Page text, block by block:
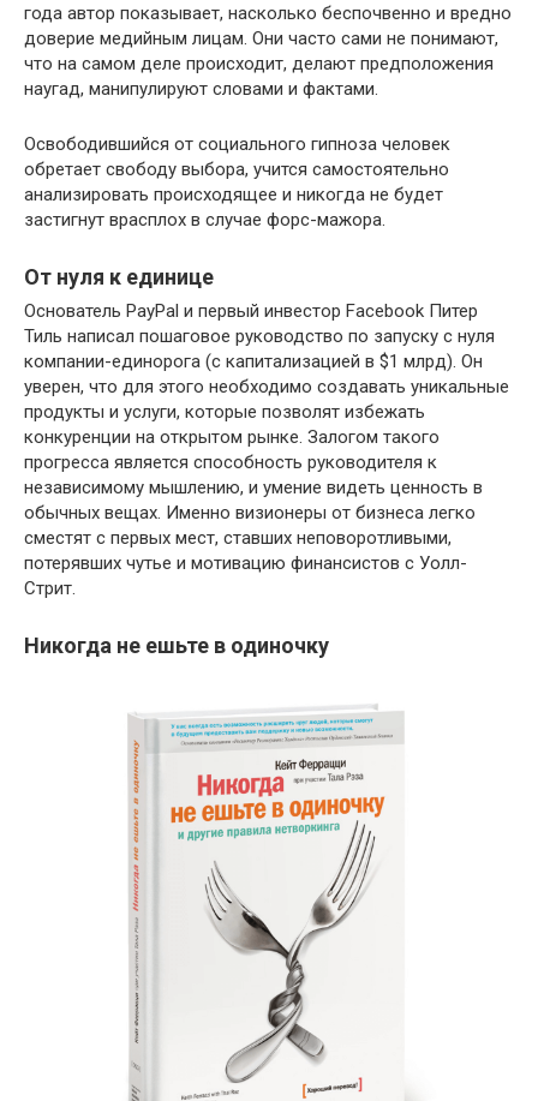
года автор показывает, насколько беспочвенно и вредно
доверие медийным лицам. Они часто сами не понимают,
что на самом деле происходит, делают предположения
наугад, манипулируют словами и фактами.
Освободившийся от социального гипноза человек
обретает свободу выбора, учится самостоятельно
анализировать происходящее и никогда не будет
застигнут врасплох в случае форс-мажора.
От нуля к единице
Основатель PayPal и первый инвестор Facebook Питер
Тиль написал пошаговое руководство по запуску с нуля
компании-единорога (с капитализацией в $1 млрд). Он
уверен, что для этого необходимо создавать уникальные
продукты и услуги, которые позволят избежать
конкуренции на открытом рынке. Залогом такого
прогресса является способность руководителя к
независимому мышлению, и умение видеть ценность в
обычных вещах. Именно визионеры от бизнеса легко
сместят с первых мест, ставших неповоротливыми,
потерявших чутье и мотивацию финансистов с Уолл-
Стрит.
Никогда не ешьте в одиночку